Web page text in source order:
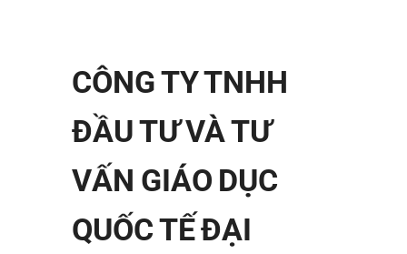
CÔNG TY TNHH
ĐẦU TƯ VÀ TƯ
VẤN GIÁO DỤC
QUỐC TẾ ĐẠI